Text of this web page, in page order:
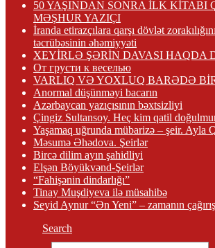
50 YAŞINDAN SONRA İLK KİTABI
MƏŞHUR YAZIÇI
İranda etirazçılara qarşı dövlət
təcrübəsinin əhəmiyyəti
XEYİRLƏ ŞƏRİN DAVASI HAQDA
От грусти к веселью
VARLIQ VƏ YOXLUQ BARƏDƏ
Anormal düşünməyi bacarın
Azərbaycan yazıçısının bəxtsizliyi
Çingiz Sultansoy. Heç kim qatil
Yaşamaq uğrunda mübarizə – şeir. Ayla
Məsumə Əhədova. Şeirlər
Bircə dilim ayın şahidliyi
Elşən Böyükvənd-Şeirlər
“Fahişənin dindarlığı”
Tinay Muşdiyeva ilə müsahibə
Seyid Aynur “Ən Yeni” – zamanın
Search